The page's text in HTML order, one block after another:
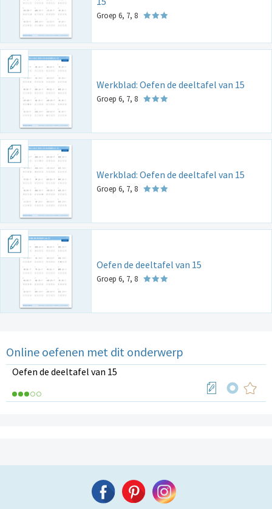
Groep 6, 7, 8
Werkblad: Oefen de deeltafel van 15
Groep 6, 7, 8
Werkblad: Oefen de deeltafel van 15
Groep 6, 7, 8
Oefen de deeltafel van 15
Groep 6, 7, 8
Online oefenen met dit onderwerp
Oefen de deeltafel van 15